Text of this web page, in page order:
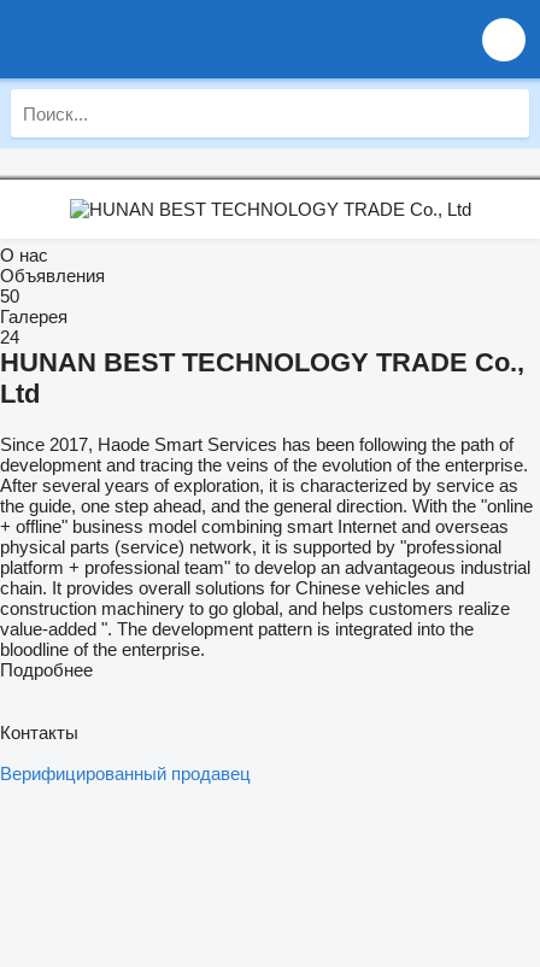
О нас
Объявления
50
Галерея
24
HUNAN BEST TECHNOLOGY TRADE Co.,
Ltd
Since 2017, Haode Smart Services has been following the path of
development and tracing the veins of the evolution of the enterprise.
After several years of exploration, it is characterized by service as
the guide, one step ahead, and the general direction. With the "online
+ offline" business model combining smart Internet and overseas
physical parts (service) network, it is supported by "professional
platform + professional team" to develop an advantageous industrial
chain. It provides overall solutions for Chinese vehicles and
construction machinery to go global, and helps customers realize
value-added ". The development pattern is integrated into the
bloodline of the enterprise.
Подробнее
Контакты
Верифицированный продавец